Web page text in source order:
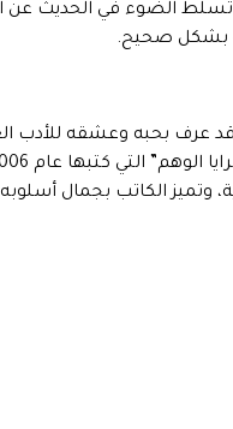
الضوء في الحديث عن
بشكل صحيح.
بحبه وعشقه للأدب
الكاتب بجمال أسلوبه